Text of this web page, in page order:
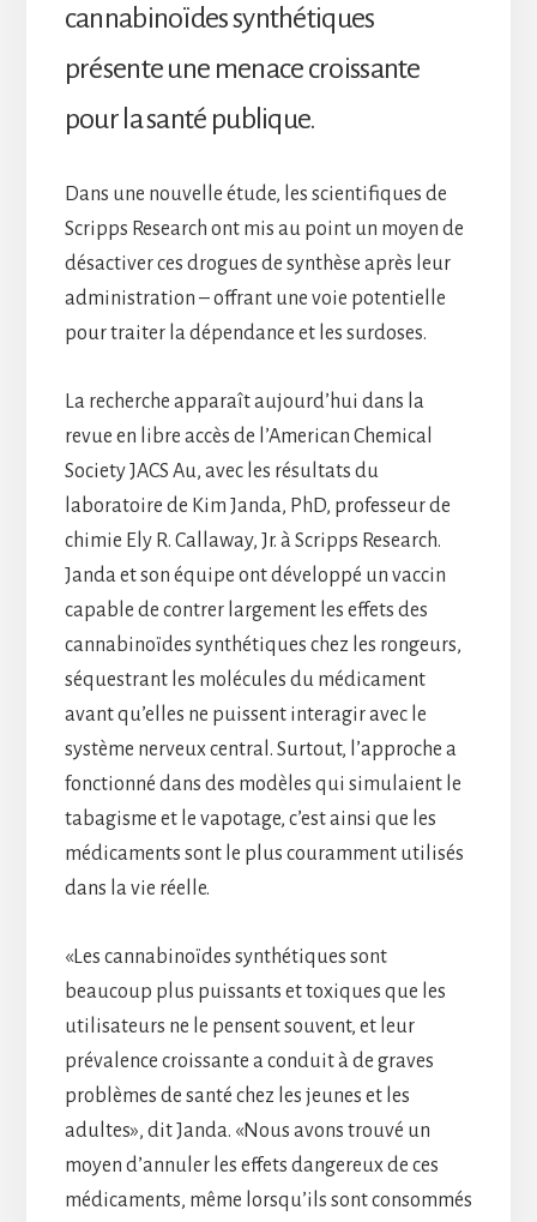
cannabinoïdes synthétiques
présente une menace croissante
pour la santé publique.
Dans une nouvelle étude, les scientifiques de
Scripps Research ont mis au point un moyen de
désactiver ces drogues de synthèse après leur
administration – offrant une voie potentielle
pour traiter la dépendance et les surdoses.
La recherche apparaît aujourd’hui dans la
revue en libre accès de l’American Chemical
Society JACS Au, avec les résultats du
laboratoire de Kim Janda, PhD, professeur de
chimie Ely R. Callaway, Jr. à Scripps Research.
Janda et son équipe ont développé un vaccin
capable de contrer largement les effets des
cannabinoïdes synthétiques chez les rongeurs,
séquestrant les molécules du médicament
avant qu’elles ne puissent interagir avec le
système nerveux central. Surtout, l’approche a
fonctionné dans des modèles qui simulaient le
tabagisme et le vapotage, c’est ainsi que les
médicaments sont le plus couramment utilisés
dans la vie réelle.
«Les cannabinoïdes synthétiques sont
beaucoup plus puissants et toxiques que les
utilisateurs ne le pensent souvent, et leur
prévalence croissante a conduit à de graves
problèmes de santé chez les jeunes et les
adultes», dit Janda. «Nous avons trouvé un
moyen d’annuler les effets dangereux de ces
médicaments, même lorsqu’ils sont consommés